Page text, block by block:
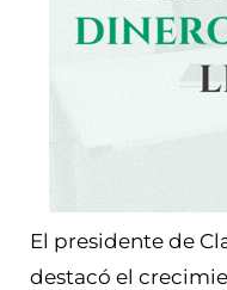
El presidente de
destacó el